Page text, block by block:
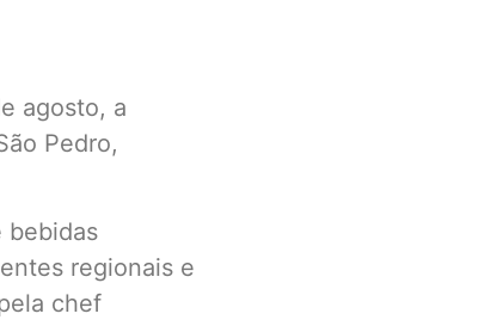
agosto, a
Pedro,
bebidas
regionais e
chef